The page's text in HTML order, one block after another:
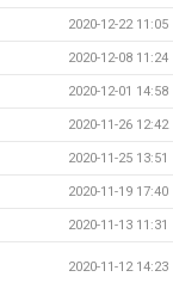
2020-12-22 11:05
2020-12-08 11:24
2020-12-01 14:58
2020-11-26 12:42
2020-11-25 13:51
2020-11-19 17:40
2020-11-13 11:31
2020-11-12 14:23